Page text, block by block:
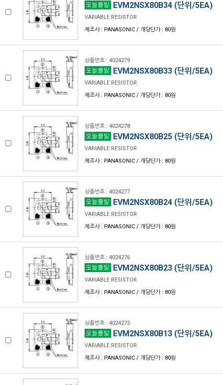
EVM2NSX80B34 (단위/5EA)
VARIABLE RESISTOR
제조사 : PANASONIC / 개당단가 : 80원
상품번호 : 4024279
EVM2NSX80B33 (단위/5EA)
VARIABLE RESISTOR
제조사 : PANASONIC / 개당단가 : 80원
상품번호 : 4024278
EVM2NSX80B25 (단위/5EA)
VARIABLE RESISTOR
제조사 : PANASONIC / 개당단가 : 80원
상품번호 : 4024277
EVM2NSX80B24 (단위/5EA)
VARIABLE RESISTOR
제조사 : PANASONIC / 개당단가 : 80원
상품번호 : 4024276
EVM2NSX80B23 (단위/5EA)
VARIABLE RESISTOR
제조사 : PANASONIC / 개당단가 : 80원
상품번호 : 4024275
EVM2NSX80B13 (단위/5EA)
VARIABLE RESISTOR
제조사 : PANASONIC / 개당단가 : 80원